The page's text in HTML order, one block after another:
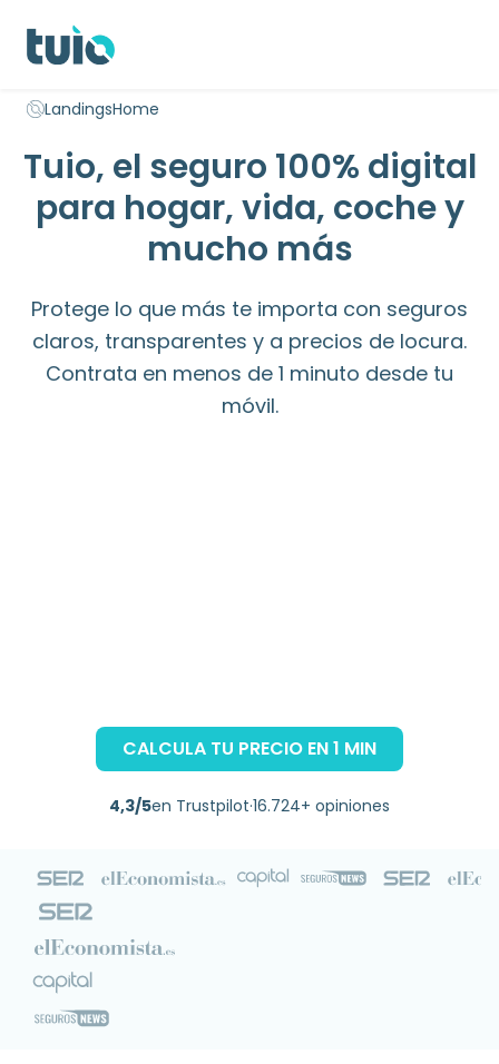
Seguro hogar propietarios
InicioLandingsHome
Tuio, el seguro 100% digital
para hogar, vida, coche y
mucho más
Protege lo que más te importa con seguros
claros, transparentes y a precios de locura.
Contrata en menos de 1 minuto desde tu
móvil.
CALCULA TU PRECIO EN 1 MIN
4,3/5en Trustpilot·16.724+ opiniones